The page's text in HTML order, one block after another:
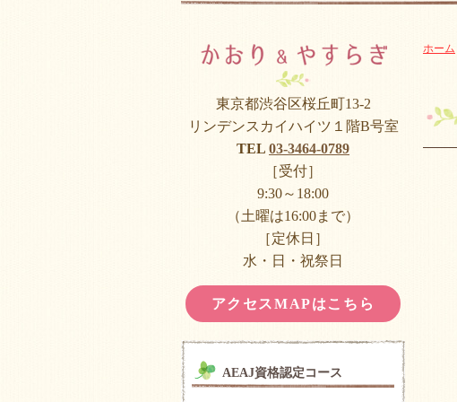
ホーム
東京都渋谷区桜丘町13-2
リンデンスカイハイツ１階B号室
TEL 03-3464-0789
［受付］
9:30～18:00
（土曜は16:00まで）
［定休日］
水・日・祝祭日
アクセスMAPはこちら
AEAJ資格認定コース